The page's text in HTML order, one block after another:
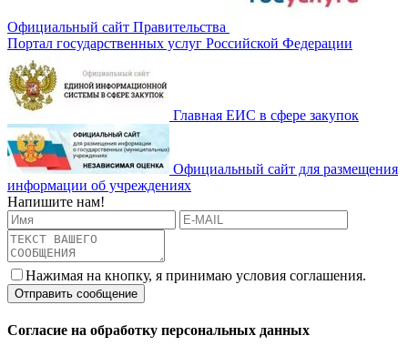
Официальный сайт Правительства
Портал государственных услуг Российской Федерации
Главная ЕИС в сфере закупок
Официальный сайт для размещения
информации об учреждениях
Напишите нам!
Нажимая на кнопку, я принимаю условия соглашения.
Согласие на обработку персональных данных